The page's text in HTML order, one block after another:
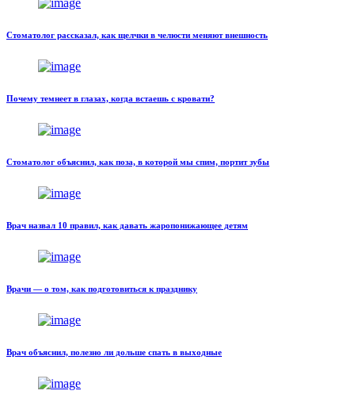
Стоматолог рассказал, как щелчки в челюсти меняют внешность
Почему темнеет в глазах, когда встаешь с кровати?
Стоматолог объяснил, как поза, в которой мы спим, портит зубы
Врач назвал 10 правил, как давать жаропонижающее детям
Врачи — о том, как подготовиться к празднику
Врач объяснил, полезно ли дольше спать в выходные